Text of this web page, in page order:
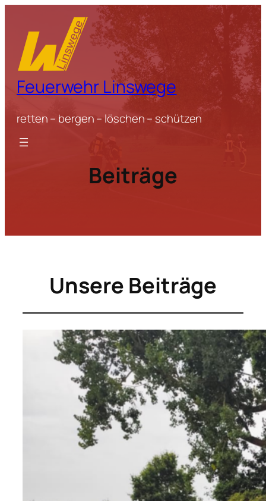
springen
Feuerwehr Linswege
retten – bergen – löschen – schützen
Beiträge
Unsere Beiträge